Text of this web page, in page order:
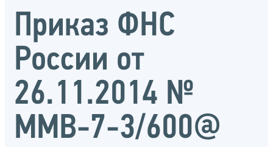
Приказ ФНС
России от
26.11.2014 №
ММВ-7-3/600@